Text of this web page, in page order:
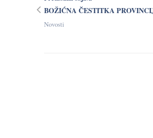
BOŽIĆNA ČESTITKA
Novosti